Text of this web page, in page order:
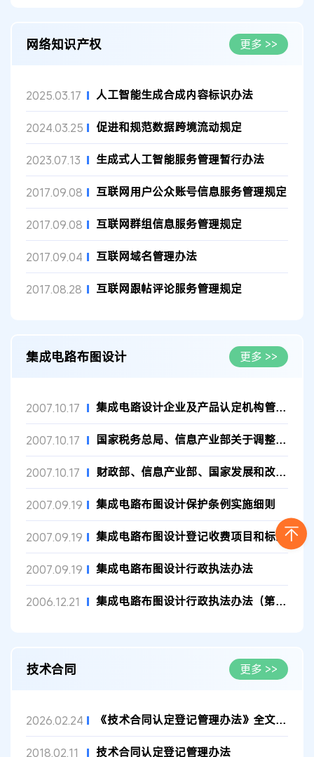
网络知识产权 更多 >>
2025.03.17 人工智能生成合成内容标识办法
2024.03.25 促进和规范数据跨境流动规定
2023.07.13 生成式人工智能服务管理暂行办法
2017.09.08 互联网用户公众账号信息服务管理规定
2017.09.08 互联网群组信息服务管理规定
2017.09.04 互联网域名管理办法
2017.08.28 互联网跟帖评论服务管理规定
集成电路布图设计 更多 >>
2007.10.17 集成电路设计企业及产品认定机构管理办法
2007.10.17 国家税务总局、信息产业部关于调整集成电路设计企业及产品认定机...
2007.10.17 财政部、信息产业部、国家发展和改革委员会关于印发《集成电路产...
2007.09.19 集成电路布图设计保护条例实施细则
2007.09.19 集成电路布图设计登记收费项目和标准
2007.09.19 集成电路布图设计行政执法办法
2006.12.21 集成电路布图设计行政执法办法（第17号）
技术合同 更多 >>
2026.02.24 《技术合同认定登记管理办法》全文发布！自3月1日起施行
2018.02.11 技术合同认定登记管理办法